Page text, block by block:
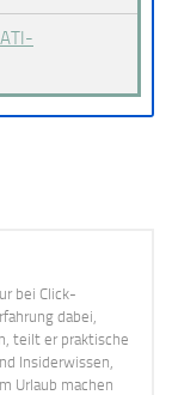
bei Click-
dabei,
teilt er praktische
Insiderwissen,
Urlaub machen